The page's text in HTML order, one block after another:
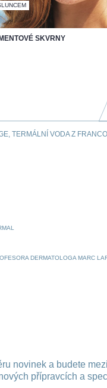
SKVRNY
TERMÁLNÍ VODA Z
DERMATOLOGA MARC
novinek a budete
přípravcích a